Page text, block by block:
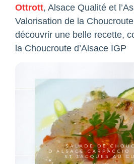
Ottrott, Alsace Qualité et
Valorisation de la
découvrir une belle recette,
la Choucroute d’Alsace IGP